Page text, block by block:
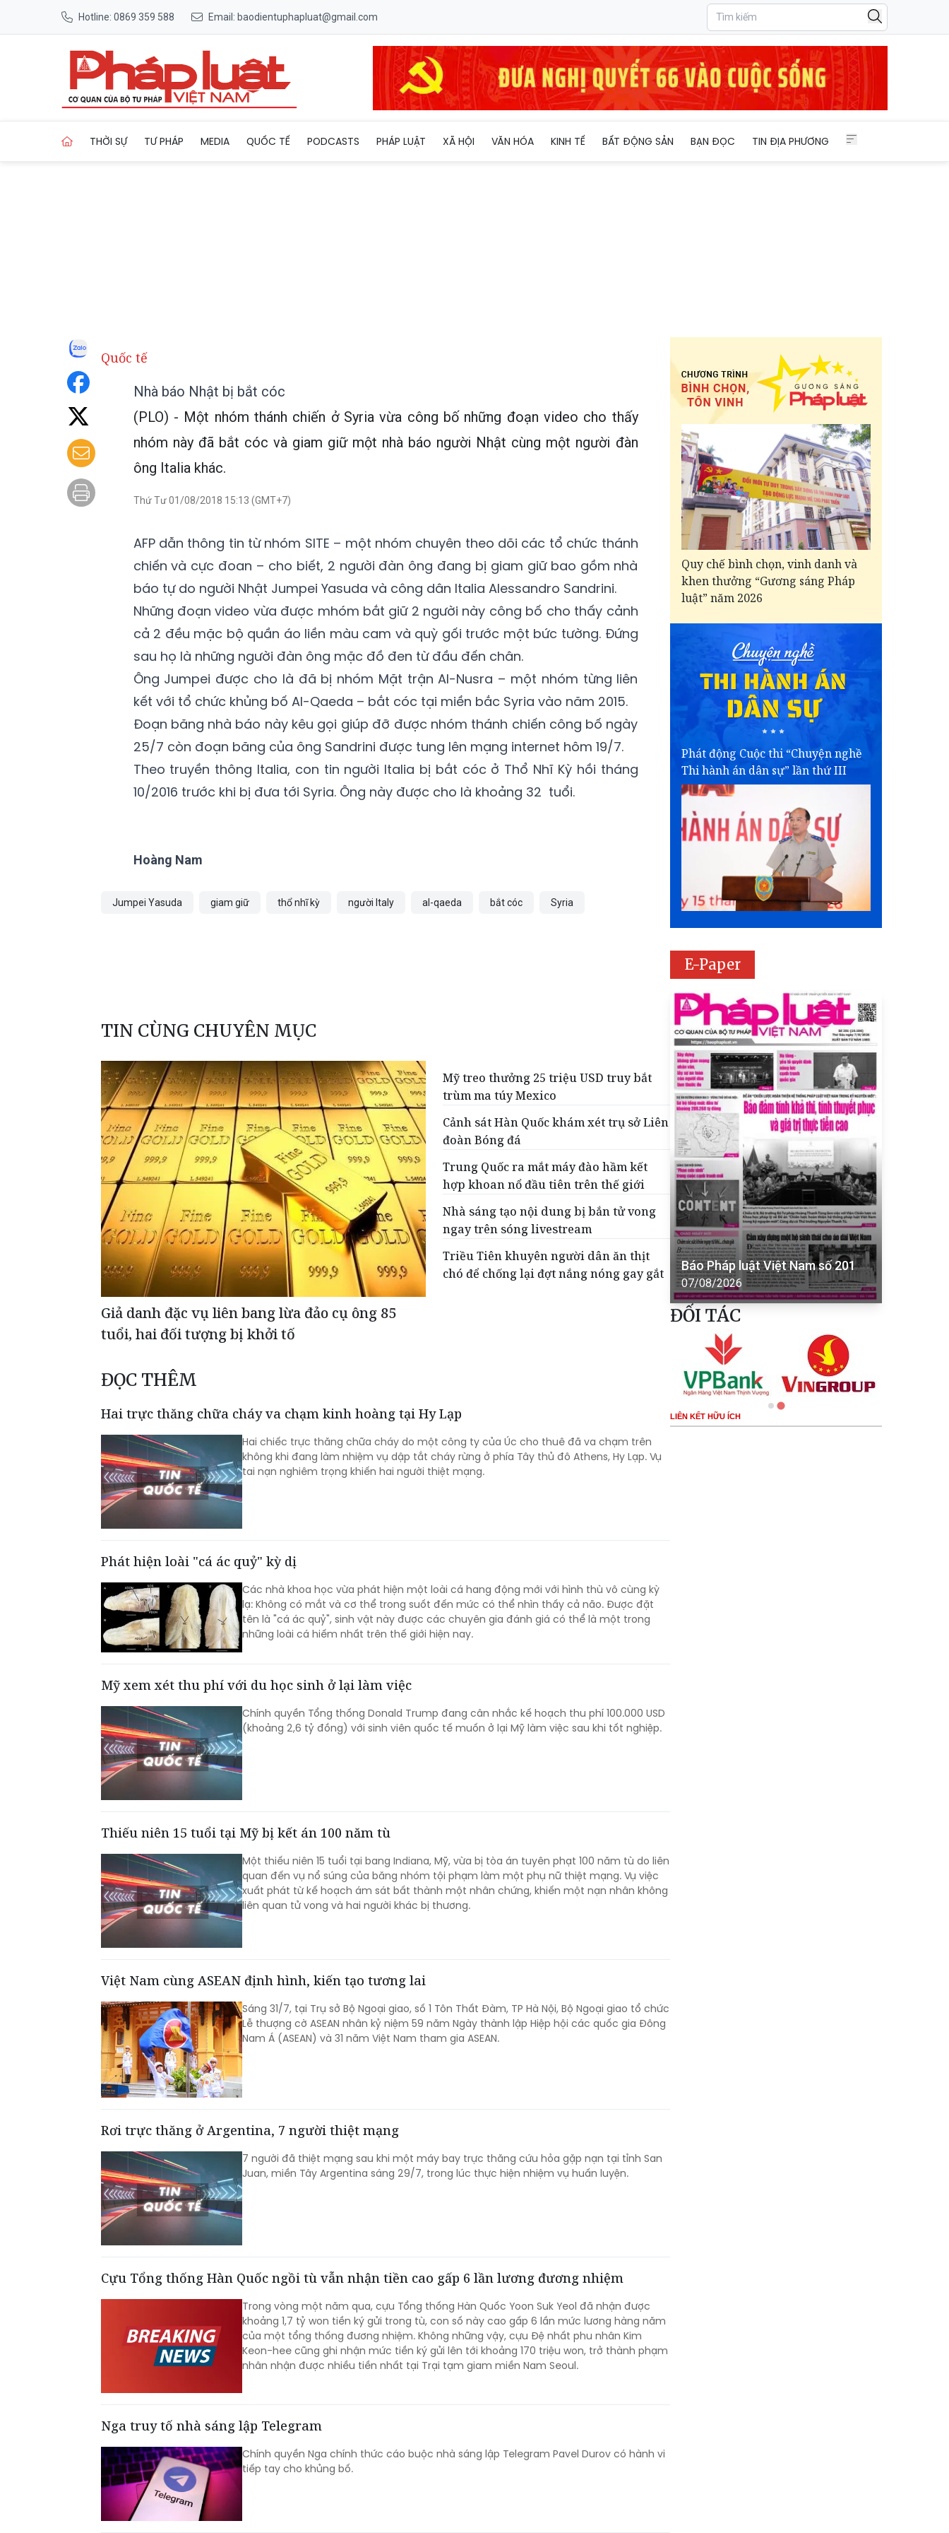
Hotline: 0869 359 588 Email: baodientuphapluat@gmail.com
THỜI SỰ TƯ PHÁP MEDIA QUỐC TẾ PODCASTS PHÁP LUẬT XÃ HỘI VĂN HÓA KINH TẾ BẤT ĐỘNG SẢN BẠN ĐỌC TIN ĐỊA PHƯƠNG
Quốc tế
Nhà báo Nhật bị bắt cóc
(PLO) - Một nhóm thánh chiến ở Syria vừa công bố những đoạn video cho thấy
nhóm này đã bắt cóc và giam giữ một nhà báo người Nhật cùng một người đàn
ông Italia khác.
Thứ Tư 01/08/2018 15:13 (GMT+7)
AFP dẫn thông tin từ nhóm SITE – một nhóm chuyên theo dõi các tổ chức thánh
chiến và cực đoan – cho biết, 2 người đàn ông đang bị giam giữ bao gồm nhà
báo tự do người Nhật Jumpei Yasuda và công dân Italia Alessandro Sandrini.
Những đoạn video vừa được mhóm bắt giữ 2 người này công bố cho thấy cảnh
cả 2 đều mặc bộ quần áo liền màu cam và quỳ gối trước một bức tường. Đứng
sau họ là những người đàn ông mặc đồ đen từ đầu đến chân.
Ông Jumpei được cho là đã bị nhóm Mặt trận Al-Nusra – một nhóm từng liên
kết với tổ chức khủng bố Al-Qaeda – bắt cóc tại miền bắc Syria vào năm 2015.
Đoạn băng nhà báo này kêu gọi giúp đỡ được nhóm thánh chiến công bố ngày
25/7 còn đoạn băng của ông Sandrini được tung lên mạng internet hôm 19/7.
Theo truyền thông Italia, con tin người Italia bị bắt cóc ở Thổ Nhĩ Kỳ hồi tháng
10/2016 trước khi bị đưa tới Syria. Ông này được cho là khoảng 32 tuổi.
Hoàng Nam
Jumpei Yasuda giam giữ thổ nhĩ kỳ người Italy al-qaeda bắt cóc Syria
TIN CÙNG CHUYÊN MỤC
Giả danh đặc vụ liên bang lừa đảo cụ ông 85
tuổi, hai đối tượng bị khởi tố
Mỹ treo thưởng 25 triệu USD truy bắt
trùm ma túy Mexico
Cảnh sát Hàn Quốc khám xét trụ sở Liên
đoàn Bóng đá
Trung Quốc ra mắt máy đào hầm kết
hợp khoan nổ đầu tiên trên thế giới
Nhà sáng tạo nội dung bị bắn tử vong
ngay trên sóng livestream
Triều Tiên khuyên người dân ăn thịt
chó để chống lại đợt nắng nóng gay gắt
ĐỌC THÊM
Hai trực thăng chữa cháy va chạm kinh hoàng tại Hy Lạp
Hai chiếc trực thăng chữa cháy do một công ty của Úc cho thuê đã va chạm trên
không khi đang làm nhiệm vụ dập tắt cháy rừng ở phía Tây thủ đô Athens, Hy Lạp. Vụ
tai nạn nghiêm trọng khiến hai người thiệt mạng.
Phát hiện loài "cá ác quỷ" kỳ dị
Các nhà khoa học vừa phát hiện một loài cá hang động mới với hình thù vô cùng kỳ
lạ: Không có mắt và cơ thể trong suốt đến mức có thể nhìn thấy cả não. Được đặt
tên là "cá ác quỷ", sinh vật này được các chuyên gia đánh giá có thể là một trong
những loài cá hiếm nhất trên thế giới hiện nay.
Mỹ xem xét thu phí với du học sinh ở lại làm việc
Chính quyền Tổng thống Donald Trump đang cân nhắc kế hoạch thu phí 100.000 USD
(khoảng 2,6 tỷ đồng) với sinh viên quốc tế muốn ở lại Mỹ làm việc sau khi tốt nghiệp.
Thiếu niên 15 tuổi tại Mỹ bị kết án 100 năm tù
Một thiếu niên 15 tuổi tại bang Indiana, Mỹ, vừa bị tòa án tuyên phạt 100 năm tù do liên
quan đến vụ nổ súng của băng nhóm tội phạm làm một phụ nữ thiệt mạng. Vụ việc
xuất phát từ kế hoạch ám sát bất thành một nhân chứng, khiến một nạn nhân không
liên quan tử vong và hai người khác bị thương.
Việt Nam cùng ASEAN định hình, kiến tạo tương lai
Sáng 31/7, tại Trụ sở Bộ Ngoại giao, số 1 Tôn Thất Đàm, TP Hà Nội, Bộ Ngoại giao tổ chức
Lễ thượng cờ ASEAN nhân kỷ niệm 59 năm Ngày thành lập Hiệp hội các quốc gia Đông
Nam Á (ASEAN) và 31 năm Việt Nam tham gia ASEAN.
Rơi trực thăng ở Argentina, 7 người thiệt mạng
7 người đã thiệt mạng sau khi một máy bay trực thăng cứu hỏa gặp nạn tại tỉnh San
Juan, miền Tây Argentina sáng 29/7, trong lúc thực hiện nhiệm vụ huấn luyện.
Cựu Tổng thống Hàn Quốc ngồi tù vẫn nhận tiền cao gấp 6 lần lương đương nhiệm
Trong vòng một năm qua, cựu Tổng thống Hàn Quốc Yoon Suk Yeol đã nhận được
khoảng 1,7 tỷ won tiền ký gửi trong tù, con số này cao gấp 6 lần mức lương hàng năm
của một tổng thống đương nhiệm. Không những vậy, cựu Đệ nhất phu nhân Kim
Keon-hee cũng ghi nhận mức tiền ký gửi lên tới khoảng 170 triệu won, trở thành phạm
nhân nhận được nhiều tiền nhất tại Trại tạm giam miền Nam Seoul.
Nga truy tố nhà sáng lập Telegram
Chính quyền Nga chính thức cáo buộc nhà sáng lập Telegram Pavel Durov có hành vi
tiếp tay cho khủng bố.
Quy chế bình chọn, vinh danh và
khen thưởng “Gương sáng Pháp
luật” năm 2026
Phát động Cuộc thi “Chuyện nghề
Thi hành án dân sự” lần thứ III
E-Paper
Báo Pháp luật Việt Nam số 201
07/08/2026
ĐỐI TÁC
LIÊN KẾT HỮU ÍCH